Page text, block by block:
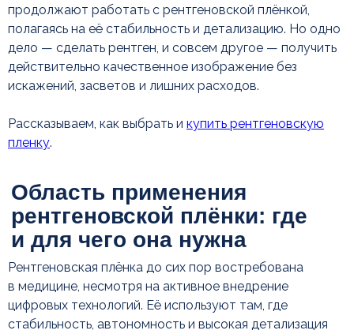
продолжают работать с рентгеновской плёнкой,
полагаясь на её стабильность и детализацию. Но одно
дело — сделать рентген, и совсем другое — получить
действительно качественное изображение без
искажений, засветов и лишних расходов.
Рассказываем, как выбрать и купить рентгеновскую
пленку.
Рентгеновская плёнка до сих пор востребована
в медицине, несмотря на активное внедрение
цифровых технологий. Её используют там, где
стабильность, автономность и высокая детализация